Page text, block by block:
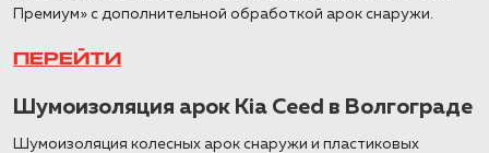
Премиум» с дополнительной обработкой арок снаружи.
ПЕРЕЙТИ
Шумоизоляция арок Kia Ceed в Волгограде
Шумоизоляция колесных арок снаружи и пластиковых